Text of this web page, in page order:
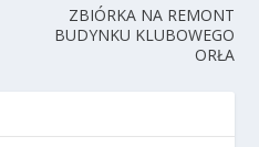
ZBIÓRKA NA REMONT
BUDYNKU KLUBOWEGO
ORŁA